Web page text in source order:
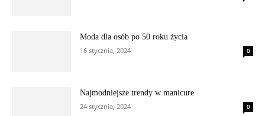
Moda dla osób po 50 roku życia
16 stycznia, 2024
0
Najmodniejsze trendy w manicure
24 stycznia, 2024
0